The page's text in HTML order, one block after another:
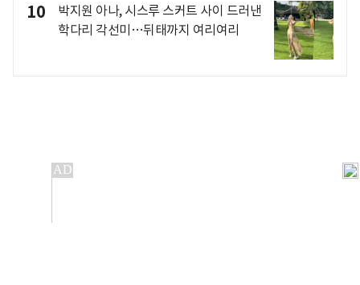
10
박지원 아나, 시스루 스커트 사이 드러낸
학다리 각선미…뒤태까지 여리여리